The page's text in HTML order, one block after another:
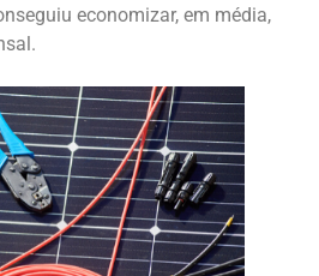
economizar, em média,